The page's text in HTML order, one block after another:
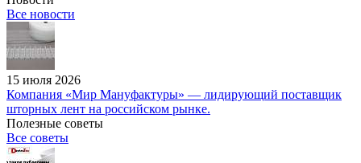
Все новости
15 июля 2026
Компания «Мир Мануфактуры» — лидирующий поставщик
шторных лент на российском рынке.
Полезные советы
Все советы